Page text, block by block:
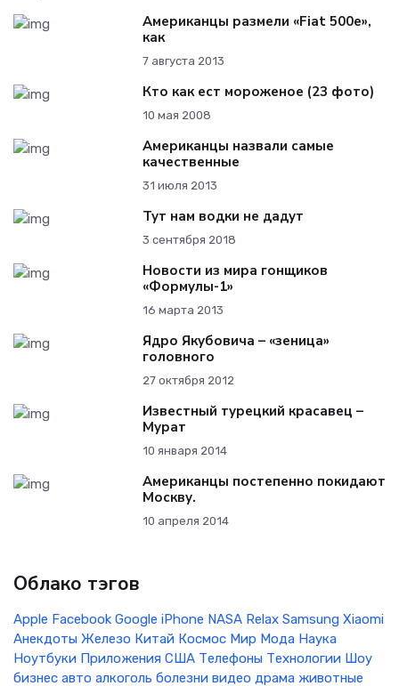
Американцы размели «Fiat 500e»,
как
7 августа 2013
Кто как ест мороженое (23 фото)
10 мая 2008
Американцы назвали самые
качественные
31 июля 2013
Тут нам водки не дадут
3 сентября 2018
Новости из мира гонщиков
«Формулы-1»
16 марта 2013
Ядро Якубовича – «зеница»
головного
27 октября 2012
Известный турецкий красавец –
Мурат
10 января 2014
Американцы постепенно покидают
Москву.
10 апреля 2014
Облако тэгов
Apple Facebook Google iPhone NASA Relax Samsung Xiaomi
Анекдоты Железо Китай Космос Мир Мода Наука
Ноутбуки Приложения США Телефоны Технологии Шоу
бизнес авто алкоголь болезни видео драма животные